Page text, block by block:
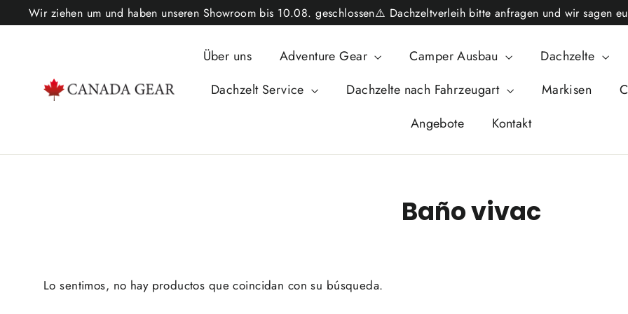
directamente
Wir ziehen um und haben unseren Showroom bis 10.08. geschlossen⚠️ Dachzeltverleih bitte anfragen und wir
Über uns Adventure Gear Camper Ausbau Dachzelte
Dachzelt Service
Dachzelte nach Fahrzeugart Markisen
Angebote
Kontakt
Baño vivac
Lo sentimos, no hay productos que coincidan con su búsqueda.